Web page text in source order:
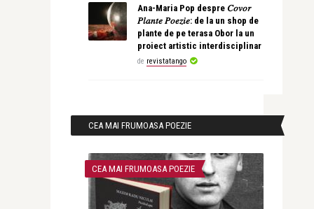
Ana-Maria Pop despre 𝐶𝑜𝑣𝑜𝑟
𝑃𝑙𝑎𝑛𝑡𝑒 𝑃𝑜𝑒𝑧𝑖𝑒: de la un shop de
plante de pe terasa Obor la un
proiect artistic interdisciplinar
de revistatango
CEA MAI FRUMOASA POEZIE
CEA MAI FRUMOASA POEZIE